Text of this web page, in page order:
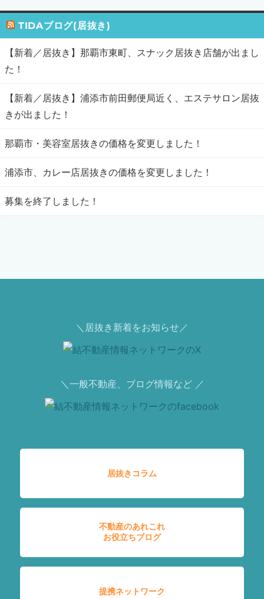
TIDAブログ(居抜き)
【新着／居抜き】那覇市東町、スナック居抜き店舗が出まし
た！
【新着／居抜き】浦添市前田郵便局近く、エステサロン居抜
きが出ました！
那覇市・美容室居抜きの価格を変更しました！
浦添市、カレー店居抜きの価格を変更しました！
募集を終了しました！
＼居抜き新着をお知らせ／
＼一般不動産、ブログ情報など ／
居抜きコラム
不動産のあれこれ
お役立ちブログ
提携ネットワーク